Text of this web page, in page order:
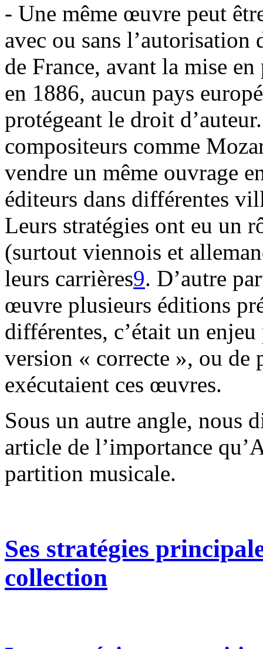
- Une même œuvre peut
avec ou sans l’autorisation
de France, avant la mise
en 1886, aucun pays
protégeant le droit
compositeurs comme
vendre un même ouvrage
éditeurs dans différentes
Leurs stratégies ont eu un
(surtout viennois et
leurs carrières9. D’autre
œuvre plusieurs éditions
différentes, c’était un
version « correcte », ou de
exécutaient ces œuvres.
Sous un autre angle, nous
article de l’importance
partition musicale.
Ses stratégies
collection